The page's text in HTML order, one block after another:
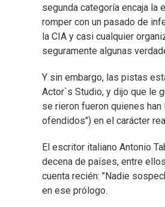
segunda categoría encaja la
romper con un pasado de
la CIA y casi cualquier
seguramente algunas
Y sin embargo, las pistas
Actor`s Studio, y dijo que le
se rieron fueron quienes
ofendidos") en el carácter
El escritor italiano Antonio
decena de países, entre
cuenta recién: "Nadie
en ese prólogo.